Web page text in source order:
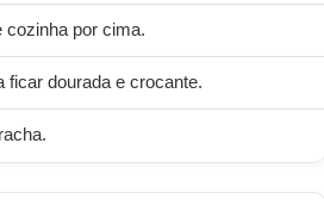
cozinha por cima.
ficar dourada e crocante.